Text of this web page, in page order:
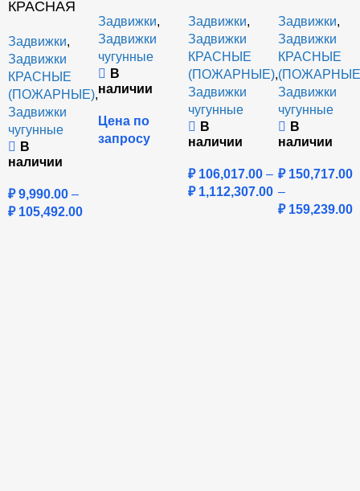
КРАСНАЯ
Задвижки,
Задвижки
КРАСНЫЕ
(ПОЖАРНЫЕ),
Задвижки
чугунные
В
наличии
₽9,990.00 –
₽105,492.00
Задвижки,
Задвижки
чугунные
В
наличии
Цена по
запросу
Задвижки,
Задвижки
КРАСНЫЕ
(ПОЖАРНЫЕ),
Задвижки
чугунные
В
наличии
₽106,017.00 –
₽1,112,307.00
Задвижки,
Задвижки
КРАСНЫЕ
Задвижки
чугунные
В
наличии
₽150,717.00
–
₽159,239.00